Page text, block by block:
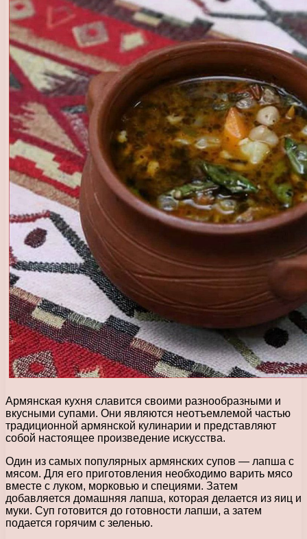
Армянская кухня славится своими разнообразными и
вкусными супами. Они являются неотъемлемой частью
традиционной армянской кулинарии и представляют
собой настоящее произведение искусства.
Один из самых популярных армянских супов — лапша с
мясом. Для его приготовления необходимо варить мясо
вместе с луком, морковью и специями. Затем
добавляется домашняя лапша, которая делается из яиц и
муки. Суп готовится до готовности лапши, а затем
подается горячим с зеленью.